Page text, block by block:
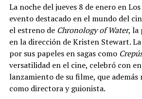
La noche del jueves 8 de enero en
evento destacado en el mundo del
el estreno de Chronology of Water, la
en la dirección de Kristen Stewart.
por sus papeles en sagas como
versatilidad en el cine, celebró con
lanzamiento de su filme, que además
como directora y guionista.